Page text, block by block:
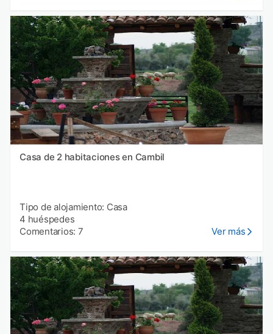
Casa de 2 habitaciones en Cambil
Tipo de alojamiento: Casa
4 huéspedes
Comentarios: 7
Ver más